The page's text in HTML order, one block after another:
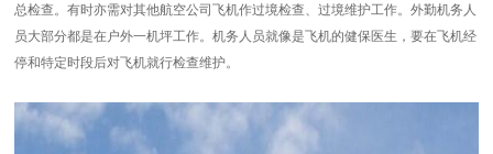
总检查。有时亦需对其他航空公司飞机作过境检查、过境维护工作。外勤机务人
员大部分都是在户外一机坪工作。机务人员就像是飞机的健保医生，要在飞机经
停和特定时段后对飞机就行检查维护。